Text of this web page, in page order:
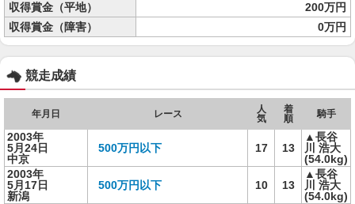
収得賞金（平地）
200万円
収得賞金（障害）
0万円
競走成績
年月日 レース
人
気
着
順
騎手
2003年
5月24日
中京
500万円以下 17 13
▲長谷
川 浩大
(54.0kg)
2003年
5月17日
新潟
500万円以下 10 13
▲長谷
川 浩大
(54.0kg)